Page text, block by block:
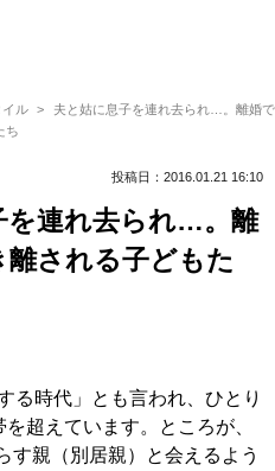
イル
夫と姑に息子を連れ去られ…。離婚で
ち
投稿日：2016.01.21 16:10
を連れ去られ…。離
される子どもた
る時代」とも言われ、ひとり
超えています。ところが、
す親（別居親）と会えるよう